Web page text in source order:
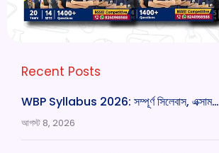
Recent Posts
WBP Syllabus 2026: সম্পূর্ণ সিলেবাস, এক্সাম…
আগস্ট 8, 2026